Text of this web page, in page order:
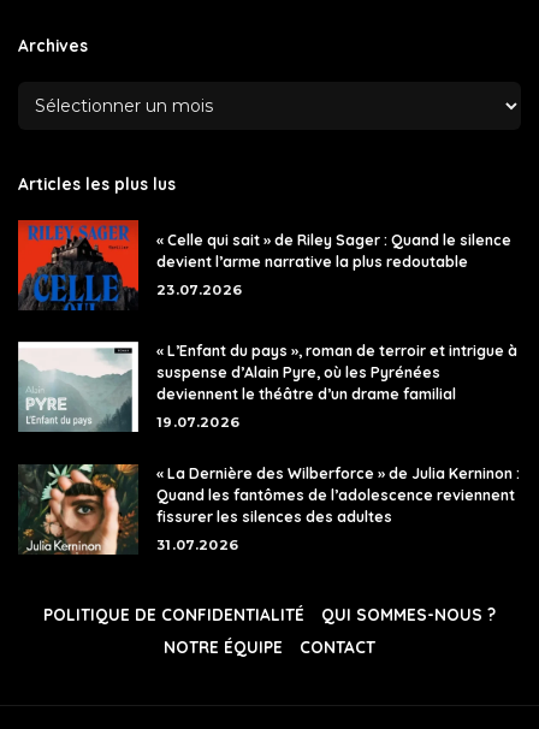
Archives
Articles les plus lus
« Celle qui sait » de Riley Sager : Quand le silence
devient l’arme narrative la plus redoutable
23.07.2026
« L’Enfant du pays », roman de terroir et intrigue à
suspense d’Alain Pyre, où les Pyrénées
deviennent le théâtre d’un drame familial
19.07.2026
« La Dernière des Wilberforce » de Julia Kerninon :
Quand les fantômes de l’adolescence reviennent
fissurer les silences des adultes
31.07.2026
POLITIQUE DE CONFIDENTIALITÉ
QUI SOMMES-NOUS ?
NOTRE ÉQUIPE
CONTACT